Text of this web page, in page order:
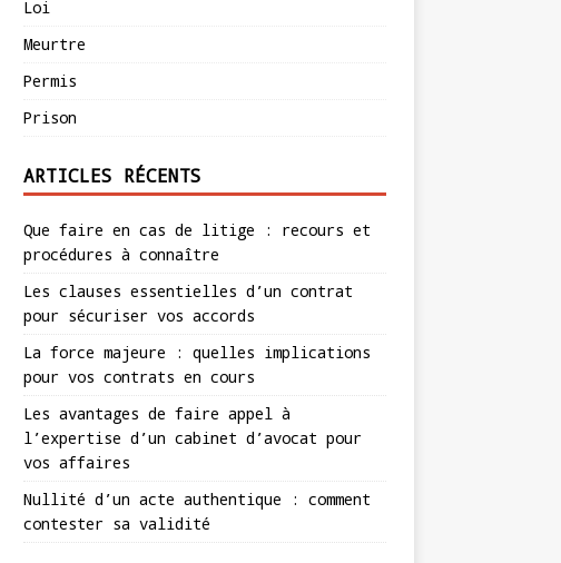
Loi
Meurtre
Permis
Prison
ARTICLES RÉCENTS
Que faire en cas de litige : recours et
procédures à connaître
Les clauses essentielles d’un contrat
pour sécuriser vos accords
La force majeure : quelles implications
pour vos contrats en cours
Les avantages de faire appel à
l’expertise d’un cabinet d’avocat pour
vos affaires
Nullité d’un acte authentique : comment
contester sa validité